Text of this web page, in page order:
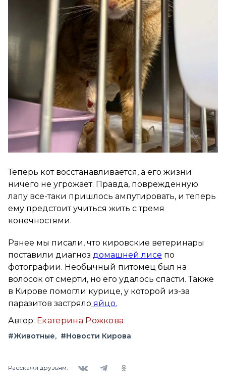
Теперь кот восстанавливается, а его жизни
ничего не угрожает. Правда, поврежденную
лапу все-таки пришлось ампутировать, и теперь
ему предстоит учиться жить с тремя
конечностями.
Ранее мы писали, что кировские ветеринары
поставили диагноз домашней лисе по
фотографии. Необычный питомец был на
волосок от смерти, но его удалось спасти. Также
в Кирове помогли курице, у которой из-за
паразитов застряло яйцо.
Автор: Екатерина Рожкова
#Животные #Новости Кирова
Расскажи друзьям: